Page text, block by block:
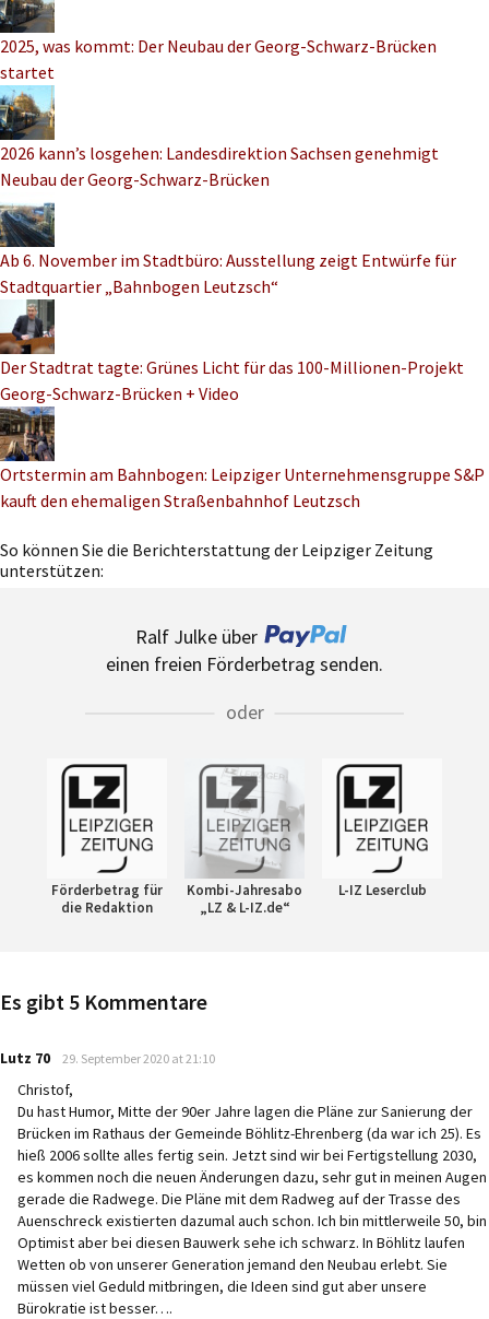
2025, was kommt: Der Neubau der Georg-Schwarz-Brücken
startet
2026 kann’s losgehen: Landesdirektion Sachsen genehmigt
Neubau der Georg-Schwarz-Brücken
Ab 6. November im Stadtbüro: Ausstellung zeigt Entwürfe für
Stadtquartier „Bahnbogen Leutzsch“
Der Stadtrat tagte: Grünes Licht für das 100-Millionen-Projekt
Georg-Schwarz-Brücken + Video
Ortstermin am Bahnbogen: Leipziger Unternehmensgruppe S&P
kauft den ehemaligen Straßenbahnhof Leutzsch
So können Sie die Berichterstattung der Leipziger Zeitung
unterstützen:
Ralf Julke über
einen freien Förderbetrag senden.
oder
Förderbetrag für
die Redaktion
Kombi-Jahresabo
„LZ & L-IZ.de“
L-IZ Leserclub
Es gibt 5 Kommentare
Lutz 70 says:
29. September 2020 at 21:10
Christof,
Du hast Humor, Mitte der 90er Jahre lagen die Pläne zur Sanierung der
Brücken im Rathaus der Gemeinde Böhlitz-Ehrenberg (da war ich 25). Es
hieß 2006 sollte alles fertig sein. Jetzt sind wir bei Fertigstellung 2030,
es kommen noch die neuen Änderungen dazu, sehr gut in meinen Augen
gerade die Radwege. Die Pläne mit dem Radweg auf der Trasse des
Auenschreck existierten dazumal auch schon. Ich bin mittlerweile 50, bin
Optimist aber bei diesen Bauwerk sehe ich schwarz. In Böhlitz laufen
Wetten ob von unserer Generation jemand den Neubau erlebt. Sie
müssen viel Geduld mitbringen, die Ideen sind gut aber unsere
Bürokratie ist besser….